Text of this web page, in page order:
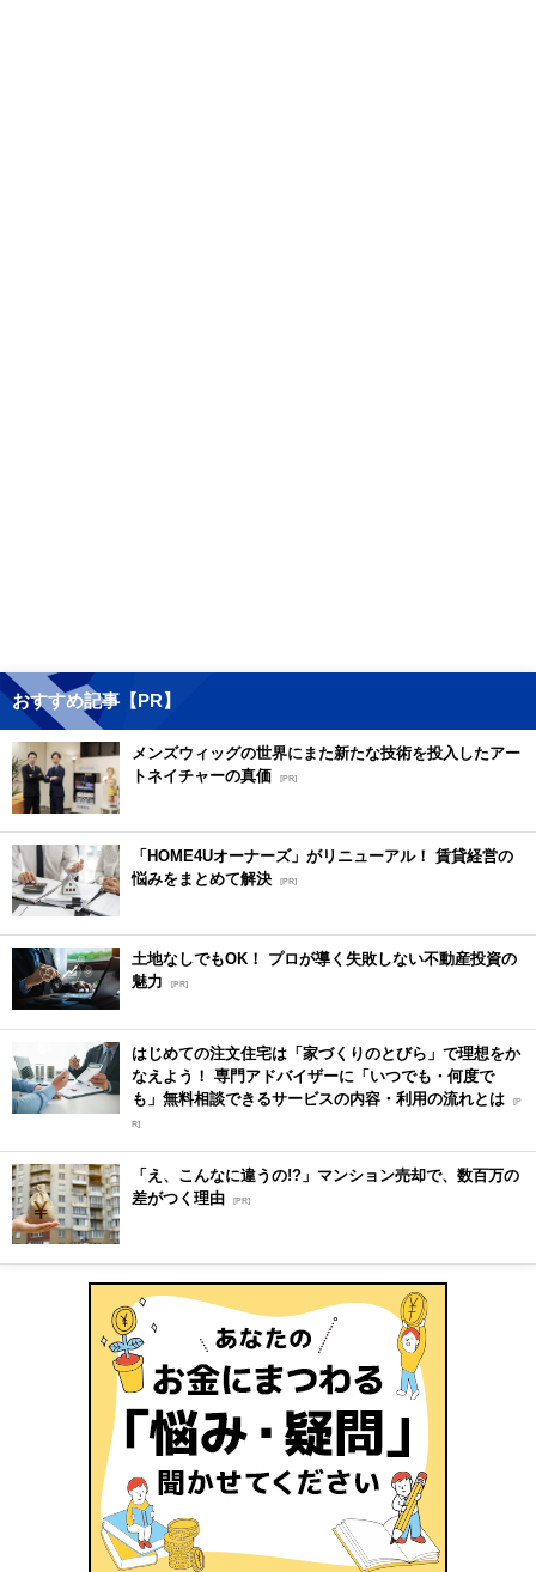
おすすめ記事【PR】
メンズウィッグの世界にまた新たな技術を投入したアー
トネイチャーの真価 [PR]
「HOME4Uオーナーズ」がリニューアル！ 賃貸経営の
悩みをまとめて解決 [PR]
土地なしでもOK！ プロが導く失敗しない不動産投資の
魅力
[PR]
はじめての注文住宅は「家づくりのとびら」で理想をか
なえよう！ 専門アドバイザーに「いつでも・何度で
も」無料相談できるサービスの内容・利用の流れとは [P
R]
「え、こんなに違うの!?」マンション売却で、数百万の
差がつく理由 [PR]